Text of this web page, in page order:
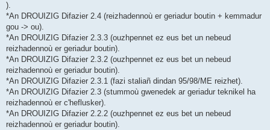
).
*An DROUIZIG Difazier 2.4 (reizhadennoù er geriadur boutin + kemmadur
gou -> ou).
*An DROUIZIG Difazier 2.3.3 (ouzhpennet ez eus bet un nebeud
reizhadennoù er geriadur boutin).
*An DROUIZIG Difazier 2.3.2 (ouzhpennet ez eus bet un nebeud
reizhadennoù er geriadur boutin).
*An DROUIZIG Difazier 2.3.1 (fazi staliañ dindan 95/98/ME reizhet).
*An DROUIZIG Difazier 2.3 (stummoù gwenedek ar geriadur teknikel ha
reizhadennoù er c'heflusker).
*An DROUIZIG Difazier 2.2.2 (ouzhpennet ez eus bet un nebeud
reizhadennoù er geriadur boutin).